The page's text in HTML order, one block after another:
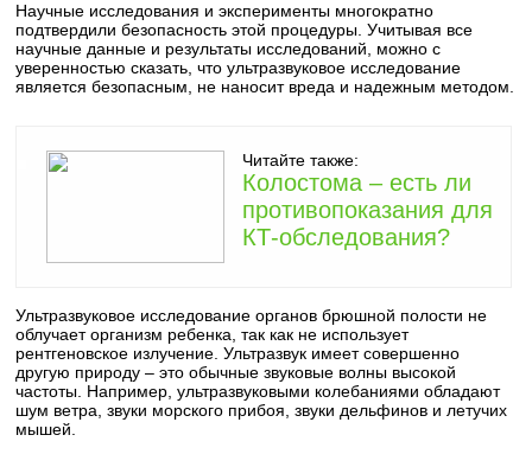
Научные исследования и эксперименты многократно
подтвердили безопасность этой процедуры. Учитывая все
научные данные и результаты исследований, можно с
уверенностью сказать, что ультразвуковое исследование
является безопасным, не наносит вреда и надежным методом.
Читайте также:
Колостома – есть ли
противопоказания для
КТ-обследования?
Ультразвуковое исследование органов брюшной полости не
облучает организм ребенка, так как не использует
рентгеновское излучение. Ультразвук имеет совершенно
другую природу – это обычные звуковые волны высокой
частоты. Например, ультразвуковыми колебаниями обладают
шум ветра, звуки морского прибоя, звуки дельфинов и летучих
мышей.